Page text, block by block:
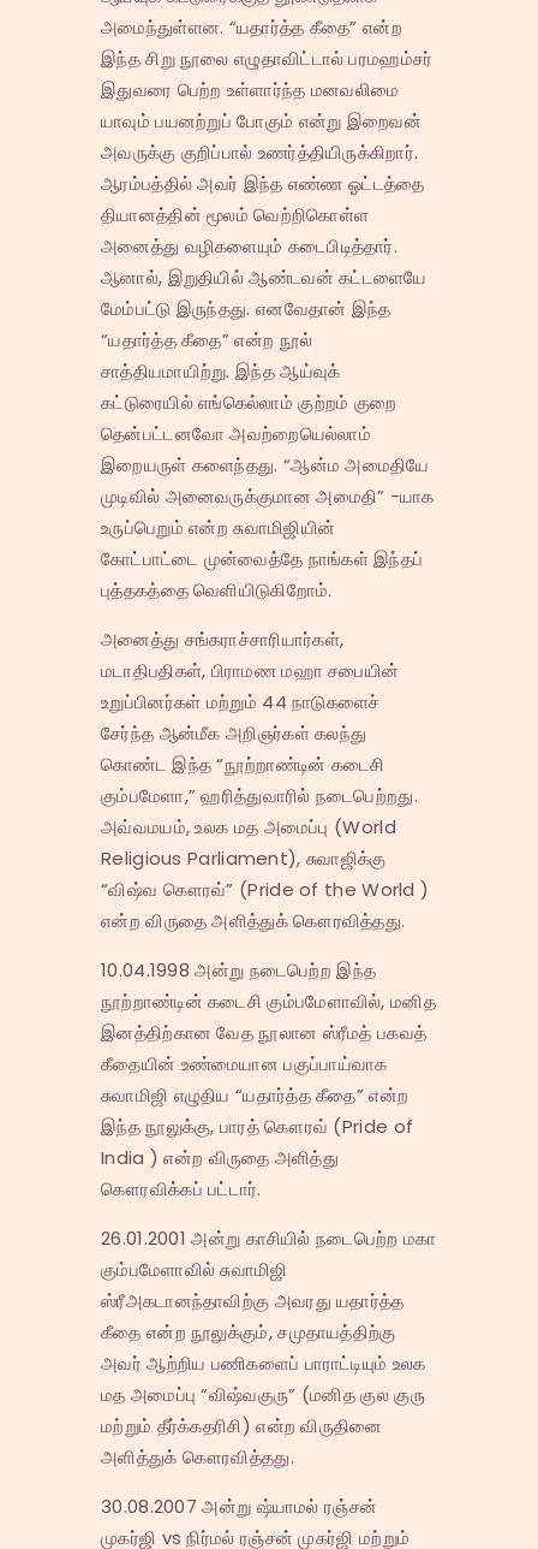
அமைந்துள்ளன. “யதார்த்த கீதை” என்ற
இந்த சிறு நூலை எழுதாவிட்டால் பரமஹம்சர்
இதுவரை பெற்ற உள்ளார்ந்த மனவலிமை
யாவும் பயனற்றுப் போகும் என்று இறைவன்
அவருக்கு குறிப்பால் உணர்த்தியிருக்கிறார்.
ஆரம்பத்தில் அவர் இந்த எண்ண ஓட்டத்தை
தியானத்தின் மூலம் வெற்றிகொள்ள
அனைத்து வழிகளையும் கடைபிடித்தார்.
ஆனால், இறுதியில் ஆண்டவன் கட்டளையே
மேம்பட்டு இருந்தது. எனவேதான் இந்த
“யதார்த்த கீதை” என்ற நூல்
சாத்தியமாயிற்று. இந்த ஆய்வுக்
கட்டுரையில் எங்கெல்லாம் குற்றம் குறை
தென்பட்டனவோ அவற்றையெல்லாம்
இறையருள் களைந்தது. “ஆன்ம அமைதியே
முடிவில் அனைவருக்குமான அமைதி” -யாக
உருப்பெறும் என்ற சுவாமிஜியின்
கோட்பாட்டை முன்வைத்தே நாங்கள் இந்தப்
புத்தகத்தை வெளியிடுகிறோம்.
அனைத்து சங்கராச்சாரியார்கள்,
மடாதிபதிகள், பிராமண மஹா சபையின்
உறுப்பினர்கள் மற்றும் 44 நாடுகளைச்
சேர்ந்த ஆன்மீக அறிஞர்கள் கலந்து
கொண்ட இந்த “நூற்றாண்டின் கடைசி
கும்பமேளா,” ஹரித்துவாரில் நடைபெற்றது.
அவ்வமயம், உலக மத அமைப்பு (World
Religious Parliament), சுவாஜிக்கு
“விஷ்வ கௌரவ்” (Pride of the World )
என்ற விருதை அளித்துக் கௌரவித்தது.
10.04.1998 அன்று நடைபெற்ற இந்த
நூற்றாண்டின் கடைசி கும்பமேளாவில், மனித
இனத்திற்கான வேத நூலான ஸ்ரீமத் பகவத்
கீதையின் உண்மையான பகுப்பாய்வாக
சுவாமிஜி எழுதிய “யதார்த்த கீதை” என்ற
இந்த நூலுக்கு, பாரத் கௌரவ் (Pride of
India ) என்ற விருதை அளித்து
கௌரவிக்கப் பட்டார்.
26.01.2001 அன்று காசியில் நடைபெற்ற மகா
கும்பமேளாவில் சுவாமிஜி
ஸ்ரீஅகடானந்தாவிற்கு அவரது யதார்த்த
கீதை என்ற நூலுக்கும், சமுதாயத்திற்கு
அவர் ஆற்றிய பணிகளைப் பாராட்டியும் உலக
மத அமைப்பு “விஷ்வகுரு” (மனித குல குரு
மற்றும் தீர்க்கதரிசி) என்ற விருதினை
அளித்துக் கௌரவித்தது.
30.08.2007 அன்று ஷ்யாமல் ரஞ்சன்
முகர்ஜி vs நிர்மல் ரஞ்சன் முகர்ஜி மற்றும்